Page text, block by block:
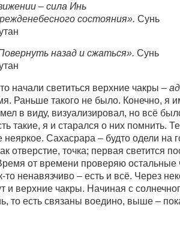
– сила Инь
состояния». Сунь
назад и сжаться». Сунь
начали светиться верхние чакры –
Раньше такого не было. Конечно, я
в виду, визуализировал, но всё
такие, я и старался о них помнить.
неяркое. Сахасрара – будто одели на
отверстие, точка; первая светится
от времени проверяю остальные
то ненавязчиво – есть и всё. Через
и верхние чакры. Начиная с
то есть связаны воедино, выше –